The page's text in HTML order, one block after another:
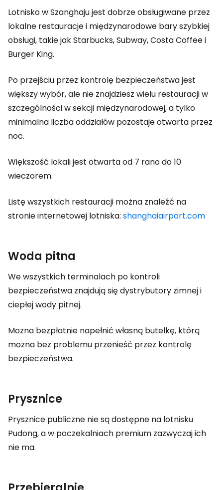
Lotnisko w Szanghaju jest dobrze obsługiwane przez
lokalne restauracje i międzynarodowe bary szybkiej
obsługi, takie jak Starbucks, Subway, Costa Coffee i
Burger King.
Po przejściu przez kontrolę bezpieczeństwa jest
większy wybór, ale nie znajdziesz wielu restauracji w
szczególności w sekcji międzynarodowej, a tylko
minimalna liczba oddziałów pozostaje otwarta przez
noc.
Większość lokali jest otwarta od 7 rano do 10
wieczorem.
Listę wszystkich restauracji można znaleźć na
stronie internetowej lotniska: shanghaiairport.com
Woda pitna
We wszystkich terminalach po kontroli
bezpieczeństwa znajdują się dystrybutory zimnej i
ciepłej wody pitnej.
Można bezpłatnie napełnić własną butelkę, którą
można bez problemu przenieść przez kontrolę
bezpieczeństwa.
Prysznice
Prysznice publiczne nie są dostępne na lotnisku
Pudong, a w poczekalniach premium zazwyczaj ich
nie ma.